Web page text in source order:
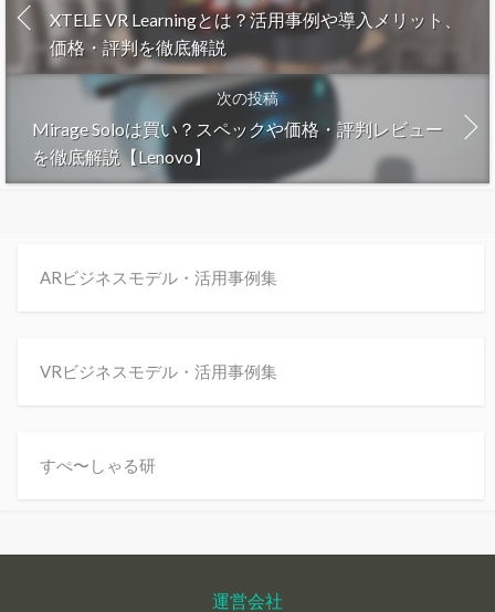
XTELE VR Learningとは？活用事例や導入メリット、
価格・評判を徹底解説
次の投稿
Mirage Soloは買い？スペックや価格・評判レビュー
を徹底解説【Lenovo】
ARビジネスモデル・活用事例集
VRビジネスモデル・活用事例集
すぺ〜しゃる研
運営会社